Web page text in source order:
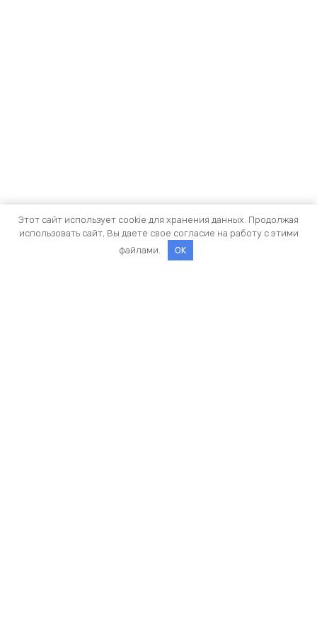
Этот сайт использует cookie для хранения данных. Продолжая
использовать сайт, Вы даете свое согласие на работу с этими
файлами.
OK